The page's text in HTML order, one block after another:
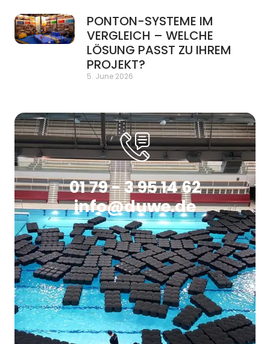
PONTON-SYSTEME IM
VERGLEICH – WELCHE
LÖSUNG PASST ZU IHREM
PROJEKT?
5. June 2026
01 79 - 3 95 14 62
info@duwe.de